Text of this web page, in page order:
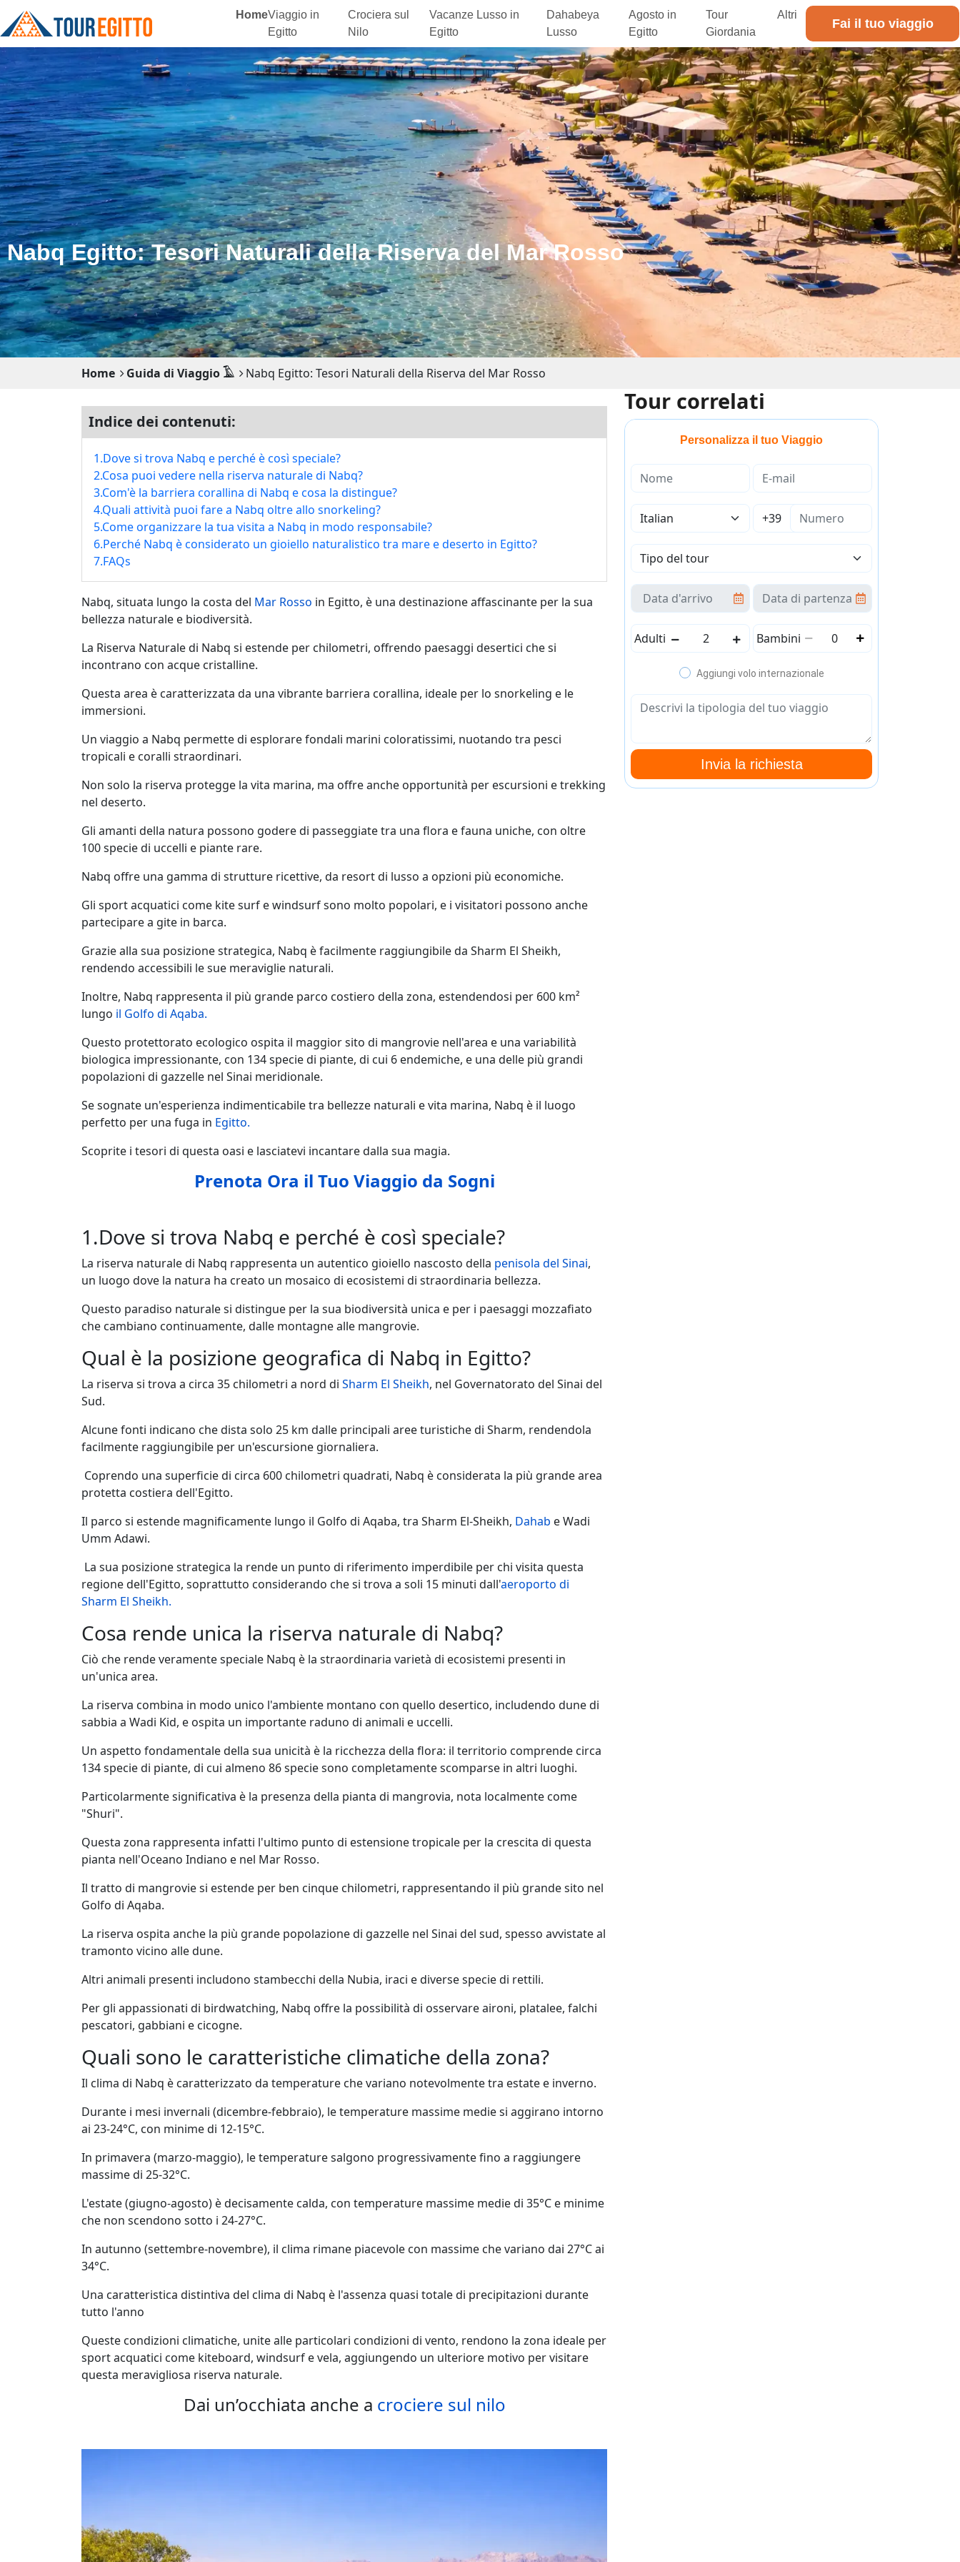
HomeViaggio in
Egitto
Crociera sul
Nilo
Vacanze Lusso in
Egitto
Dahabeya
Lusso
Agosto in
Egitto
Tour
Giordania
Altri
Fai il tuo viaggio
Nabq Egitto: Tesori Naturali della Riserva del Mar Rosso
Home Guida di Viaggio 𓄿 Nabq Egitto: Tesori Naturali della Riserva del Mar Rosso
Indice dei contenuti:
1.Dove si trova Nabq e perché è così speciale?
2.Cosa puoi vedere nella riserva naturale di Nabq?
3.Com'è la barriera corallina di Nabq e cosa la distingue?
4.Quali attività puoi fare a Nabq oltre allo snorkeling?
5.Come organizzare la tua visita a Nabq in modo responsabile?
6.Perché Nabq è considerato un gioiello naturalistico tra mare e deserto in Egitto?
7.FAQs
Nabq, situata lungo la costa del Mar Rosso in Egitto, è una destinazione affascinante per la sua
bellezza naturale e biodiversità.
La Riserva Naturale di Nabq si estende per chilometri, offrendo paesaggi desertici che si
incontrano con acque cristalline.
Questa area è caratterizzata da una vibrante barriera corallina, ideale per lo snorkeling e le
immersioni.
Un viaggio a Nabq permette di esplorare fondali marini coloratissimi, nuotando tra pesci
tropicali e coralli straordinari.
Non solo la riserva protegge la vita marina, ma offre anche opportunità per escursioni e trekking
nel deserto.
Gli amanti della natura possono godere di passeggiate tra una flora e fauna uniche, con oltre
100 specie di uccelli e piante rare.
Nabq offre una gamma di strutture ricettive, da resort di lusso a opzioni più economiche.
Gli sport acquatici come kite surf e windsurf sono molto popolari, e i visitatori possono anche
partecipare a gite in barca.
Grazie alla sua posizione strategica, Nabq è facilmente raggiungibile da Sharm El Sheikh,
rendendo accessibili le sue meraviglie naturali.
Inoltre, Nabq rappresenta il più grande parco costiero della zona, estendendosi per 600 km²
lungo il Golfo di Aqaba.
Questo protettorato ecologico ospita il maggior sito di mangrovie nell'area e una variabilità
biologica impressionante, con 134 specie di piante, di cui 6 endemiche, e una delle più grandi
popolazioni di gazzelle nel Sinai meridionale.
Se sognate un'esperienza indimenticabile tra bellezze naturali e vita marina, Nabq è il luogo
perfetto per una fuga in Egitto.
Scoprite i tesori di questa oasi e lasciatevi incantare dalla sua magia.
Prenota Ora il Tuo Viaggio da Sogni
1.Dove si trova Nabq e perché è così speciale?
La riserva naturale di Nabq rappresenta un autentico gioiello nascosto della penisola del Sinai,
un luogo dove la natura ha creato un mosaico di ecosistemi di straordinaria bellezza.
Questo paradiso naturale si distingue per la sua biodiversità unica e per i paesaggi mozzafiato
che cambiano continuamente, dalle montagne alle mangrovie.
Qual è la posizione geografica di Nabq in Egitto?
La riserva si trova a circa 35 chilometri a nord di Sharm El Sheikh, nel Governatorato del Sinai del
Sud.
Alcune fonti indicano che dista solo 25 km dalle principali aree turistiche di Sharm, rendendola
facilmente raggiungibile per un'escursione giornaliera.
Coprendo una superficie di circa 600 chilometri quadrati, Nabq è considerata la più grande area
protetta costiera dell'Egitto.
Il parco si estende magnificamente lungo il Golfo di Aqaba, tra Sharm El-Sheikh, Dahab e Wadi
Umm Adawi.
La sua posizione strategica la rende un punto di riferimento imperdibile per chi visita questa
regione dell'Egitto, soprattutto considerando che si trova a soli 15 minuti dall'aeroporto di
Sharm El Sheikh.
Cosa rende unica la riserva naturale di Nabq?
Ciò che rende veramente speciale Nabq è la straordinaria varietà di ecosistemi presenti in
un'unica area.
La riserva combina in modo unico l'ambiente montano con quello desertico, includendo dune di
sabbia a Wadi Kid, e ospita un importante raduno di animali e uccelli.
Un aspetto fondamentale della sua unicità è la ricchezza della flora: il territorio comprende circa
134 specie di piante, di cui almeno 86 specie sono completamente scomparse in altri luoghi.
Particolarmente significativa è la presenza della pianta di mangrovia, nota localmente come
"Shuri".
Questa zona rappresenta infatti l'ultimo punto di estensione tropicale per la crescita di questa
pianta nell'Oceano Indiano e nel Mar Rosso.
Il tratto di mangrovie si estende per ben cinque chilometri, rappresentando il più grande sito nel
Golfo di Aqaba.
La riserva ospita anche la più grande popolazione di gazzelle nel Sinai del sud, spesso avvistate al
tramonto vicino alle dune.
Altri animali presenti includono stambecchi della Nubia, iraci e diverse specie di rettili.
Per gli appassionati di birdwatching, Nabq offre la possibilità di osservare aironi, platalee, falchi
pescatori, gabbiani e cicogne.
Quali sono le caratteristiche climatiche della zona?
Il clima di Nabq è caratterizzato da temperature che variano notevolmente tra estate e inverno.
Durante i mesi invernali (dicembre-febbraio), le temperature massime medie si aggirano intorno
ai 23-24°C, con minime di 12-15°C.
In primavera (marzo-maggio), le temperature salgono progressivamente fino a raggiungere
massime di 25-32°C.
L'estate (giugno-agosto) è decisamente calda, con temperature massime medie di 35°C e minime
che non scendono sotto i 24-27°C.
In autunno (settembre-novembre), il clima rimane piacevole con massime che variano dai 27°C ai
34°C.
Una caratteristica distintiva del clima di Nabq è l'assenza quasi totale di precipitazioni durante
tutto l'anno
Queste condizioni climatiche, unite alle particolari condizioni di vento, rendono la zona ideale per
sport acquatici come kiteboard, windsurf e vela, aggiungendo un ulteriore motivo per visitare
questa meravigliosa riserva naturale.
Dai un’occhiata anche a crociere sul nilo
Tour correlati
Personalizza il tuo Viaggio
Adulti Bambini
Aggiungi volo internazionale
Invia la richiesta